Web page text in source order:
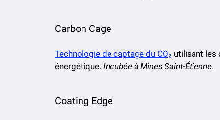
Carbon Cage
Technologie de captage du CO₂ utilisant les
énergétique. Incubée à Mines Saint-Étienne.
Coating Edge